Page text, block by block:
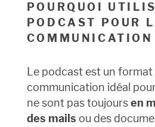
POURQUOI
PODCAST POUR
Le podcast est un format
communication idéal
ne sont pas toujoursen
des mails ou des